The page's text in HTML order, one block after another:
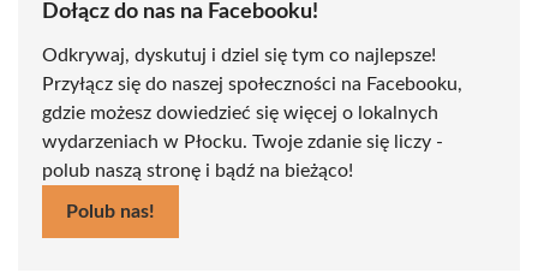
Dołącz do nas na Facebooku!
Odkrywaj, dyskutuj i dziel się tym co najlepsze!
Przyłącz się do naszej społeczności na Facebooku,
gdzie możesz dowiedzieć się więcej o lokalnych
wydarzeniach w Płocku. Twoje zdanie się liczy -
polub naszą stronę i bądź na bieżąco!
Polub nas!